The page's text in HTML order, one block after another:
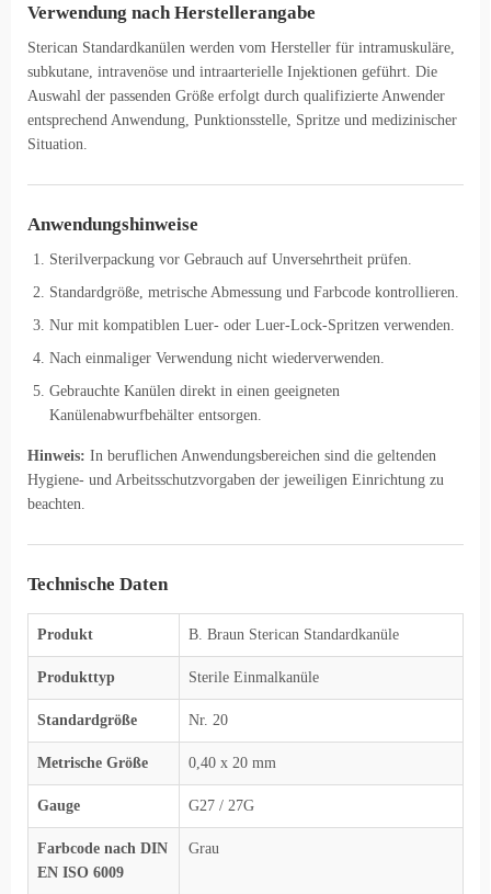
Verwendung nach Herstellerangabe
Sterican Standardkanülen werden vom Hersteller für intramuskuläre,
subkutane, intravenöse und intraarterielle Injektionen geführt. Die
Auswahl der passenden Größe erfolgt durch qualifizierte Anwender
entsprechend Anwendung, Punktionsstelle, Spritze und medizinischer
Situation.
Anwendungshinweise
Sterilverpackung vor Gebrauch auf Unversehrtheit prüfen.
Standardgröße, metrische Abmessung und Farbcode kontrollieren.
Nur mit kompatiblen Luer- oder Luer-Lock-Spritzen verwenden.
Nach einmaliger Verwendung nicht wiederverwenden.
Gebrauchte Kanülen direkt in einen geeigneten
Kanülenabwurfbehälter entsorgen.
Hinweis: In beruflichen Anwendungsbereichen sind die geltenden
Hygiene- und Arbeitsschutzvorgaben der jeweiligen Einrichtung zu
beachten.
Technische Daten
Produkt B. Braun Sterican Standardkanüle
Produkttyp Sterile Einmalkanüle
Standardgröße Nr. 20
Metrische Größe 0,40 x 20 mm
Gauge G27 / 27G
Farbcode nach DIN
EN ISO 6009
Grau